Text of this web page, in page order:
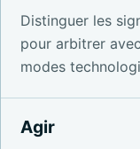
Distinguer les
pour arbitrer
modes
Agir